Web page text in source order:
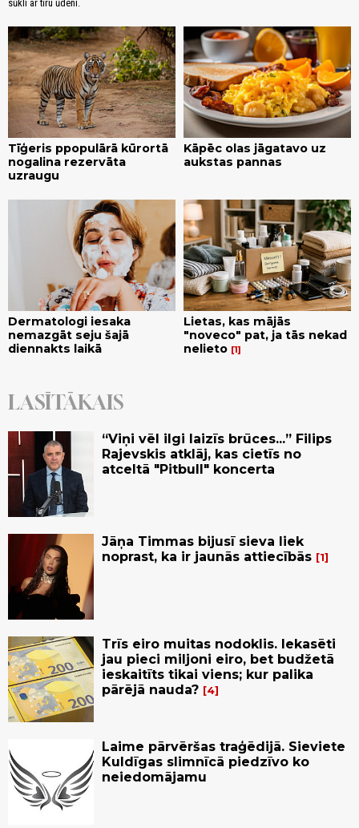
sūkli ar tīru ūdeni.
Tīģeris ppopulārā kūrortā
nogalina rezervāta
uzraugu
Kāpēc olas jāgatavo uz
aukstas pannas
Dermatologi iesaka
nemazgāt seju šajā
diennakts laikā
Lietas, kas mājās
"noveco" pat, ja tās nekad
nelieto 1
LASĪTĀKAIS
“Viņi vēl ilgi laizīs brūces...” Filips
Rajevskis atklāj, kas cietīs no
atceltā "Pitbull" koncerta
Jāņa Timmas bijusī sieva liek
noprast, ka ir jaunās attiecībās
1
Trīs eiro muitas nodoklis. Iekasēti
jau pieci miljoni eiro, bet budžetā
ieskaitīts tikai viens; kur palika
pārējā nauda?
4
Laime pārvēršas traģēdijā. Sieviete
Kuldīgas slimnīcā piedzīvo ko
neiedomājamu